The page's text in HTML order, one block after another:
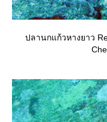
ปลานกแก้วหางยาว